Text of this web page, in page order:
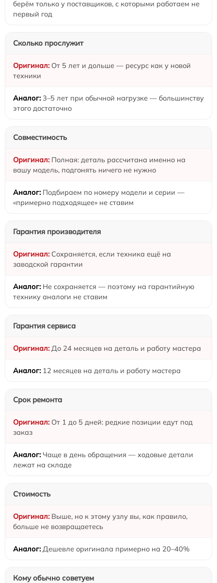
берём только у поставщиков, с которыми работаем не
первый год
Сколько прослужит
От 5 лет и дольше — ресурс как у новой
техники
3–5 лет при обычной нагрузке — большинству
этого достаточно
Совместимость
Полная: деталь рассчитана именно на
вашу модель, подгонять ничего не нужно
Подбираем по номеру модели и серии —
«примерно подходящее» не ставим
Гарантия производителя
Сохраняется, если техника ещё на
заводской гарантии
Не сохраняется — поэтому на гарантийную
технику аналоги не ставим
Гарантия сервиса
До 24 месяцев на деталь и работу мастера
12 месяцев на деталь и работу мастера
Срок ремонта
От 1 до 5 дней: редкие позиции едут под
заказ
Чаще в день обращения — ходовые детали
лежат на складе
Стоимость
Выше, но к этому узлу вы, как правило,
больше не возвращаетесь
Дешевле оригинала примерно на 20–40%
Кому обычно советуем